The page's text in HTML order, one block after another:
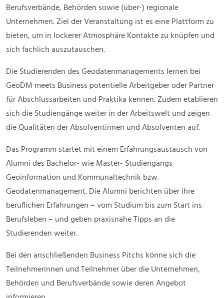
Berufsverbände, Behörden sowie (über-) regionale
Unternehmen. Ziel der Veranstaltung ist es eine Plattform zu
bieten, um in lockerer Atmosphäre Kontakte zu knüpfen und
sich fachlich auszutauschen.
Die Studierenden des Geodatenmanagements lernen bei
GeoDM meets Business potentielle Arbeitgeber oder Partner
für Abschlussarbeiten und Praktika kennen. Zudem etablieren
sich die Studiengänge weiter in der Arbeitswelt und zeigen
die Qualitäten der Absolventinnen und Absolventen auf.
Das Programm startet mit einem Erfahrungsaustausch von
Alumni des Bachelor- wie Master- Studiengangs
Geoinformation und Kommunaltechnik bzw.
Geodatenmanagement. Die Alumni berichten über ihre
beruflichen Erfahrungen – vom Studium bis zum Start ins
Berufsleben – und geben praxisnahe Tipps an die
Studierenden weiter.
Bei den anschließenden Business Pitchs könne sich die
Teilnehmerinnen und Teilnehmer über die Unternehmen,
Behörden und Berufsverbände sowie deren Angebot